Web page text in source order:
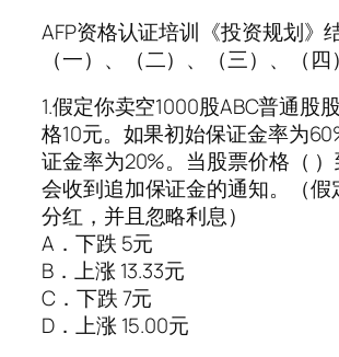
AFP资格认证培训《投资规划》
（一）、（二）、（三）、（四
1.假定你卖空1000股ABC普通股
格10元。如果初始保证金率为
证金率为20%。当股票价格（
会收到追加保证金的通知。（假
分红，并且忽略利息）
A．下跌 5元
B．上涨 13.33元
C．下跌 7元
D．上涨 15.00元